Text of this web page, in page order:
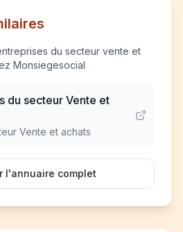
du secteur vente et
Monsiegesocial
du secteur Vente et
Vente et achats
l'annuaire complet